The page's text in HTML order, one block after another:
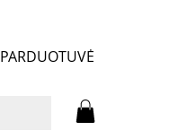
PARDUOTUVĖ